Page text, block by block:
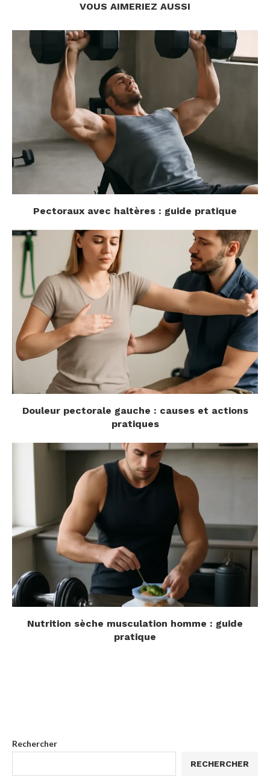
VOUS AIMERIEZ AUSSI
Pectoraux avec haltères : guide pratique
Douleur pectorale gauche : causes et actions
pratiques
Nutrition sèche musculation homme : guide
pratique
Rechercher
RECHERCHER